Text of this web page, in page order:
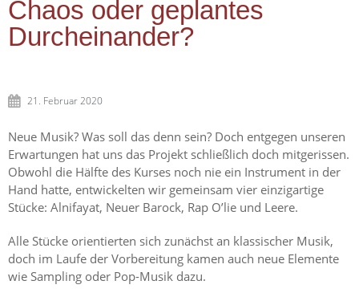
Chaos oder geplantes
Durcheinander?
21. Februar 2020
Neue Musik? Was soll das denn sein? Doch entgegen unseren
Erwartungen hat uns das Projekt schließlich doch mitgerissen.
Obwohl die Hälfte des Kurses noch nie ein Instrument in der
Hand hatte, entwickelten wir gemeinsam vier einzigartige
Stücke: Alnifayat, Neuer Barock, Rap O’lie und Leere.
Alle Stücke orientierten sich zunächst an klassischer Musik,
doch im Laufe der Vorbereitung kamen auch neue Elemente
wie Sampling oder Pop-Musik dazu.